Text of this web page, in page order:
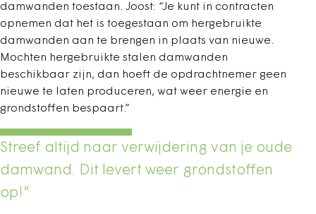
damwanden toestaan. Joost: “Je kunt in contracten
opnemen dat het is toegestaan om hergebruikte
damwanden aan te brengen in plaats van nieuwe.
Mochten hergebruikte stalen damwanden
beschikbaar zijn, dan hoeft de opdrachtnemer geen
nieuwe te laten produceren, wat weer energie en
grondstoffen bespaart.”
Streef altijd naar verwijdering van je oude
damwand. Dit levert weer grondstoffen
op!”